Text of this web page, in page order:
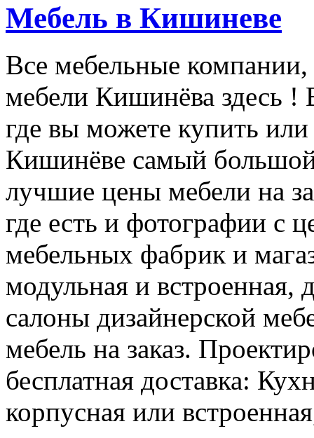
Мебель в Кишиневе
Все мебельные
мебели Кишинёва здесь
где вы можете купить или
Кишинёве самый
лучшие цены мебели на
где есть и фотографии с
мебельных фабрик и
модульная и
салоны дизайнерской
мебель на заказ.
бесплатная доставка:
корпусная или